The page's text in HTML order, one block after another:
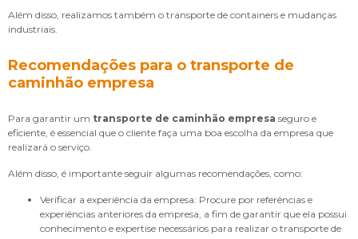
Além disso, realizamos também o transporte de containers e mudanças
industriais.
Recomendações para o transporte de
caminhão empresa
Para garantir um transporte de caminhão empresa seguro e
eficiente, é essencial que o cliente faça uma boa escolha da empresa que
realizará o serviço.
Além disso, é importante seguir algumas recomendações, como:
Verificar a experiência da empresa: Procure por referências e
experiências anteriores da empresa, a fim de garantir que ela possui
conhecimento e expertise necessários para realizar o transporte de